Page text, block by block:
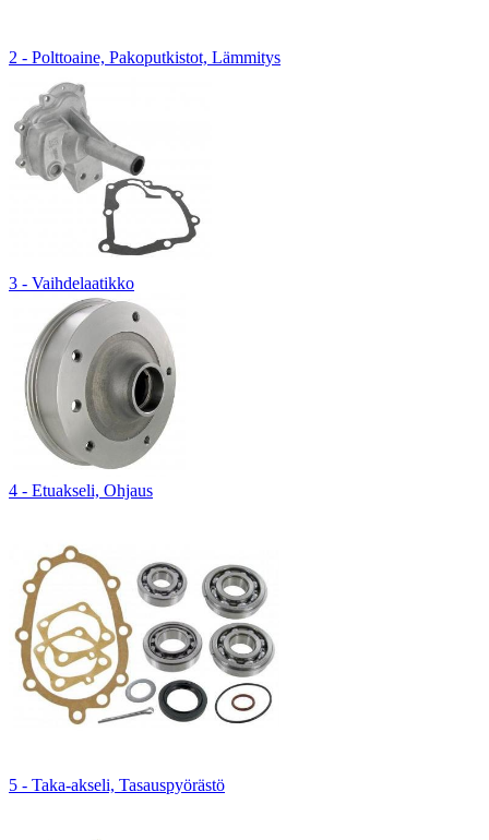
2 - Polttoaine, Pakoputkistot, Lämmitys
3 - Vaihdelaatikko
4 - Etuakseli, Ohjaus
5 - Taka-akseli, Tasauspyörästö